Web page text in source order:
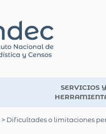
SERVICIOS Y
> Dificultades o limitaciones